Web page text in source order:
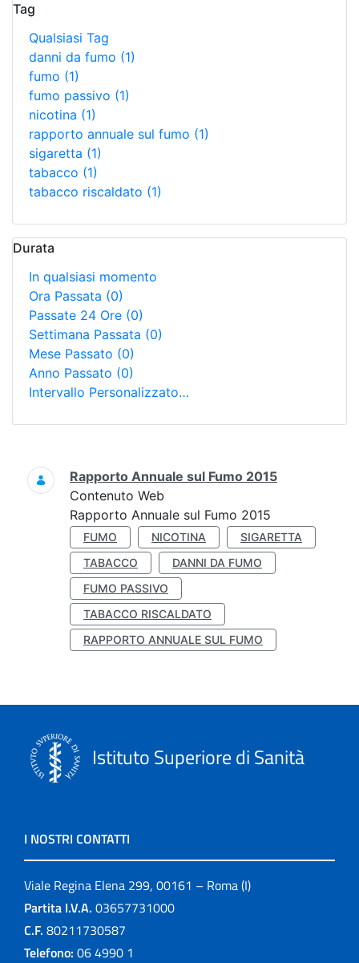
Tag
Qualsiasi Tag
danni da fumo (1)
fumo (1)
fumo passivo (1)
nicotina (1)
rapporto annuale sul fumo (1)
sigaretta (1)
tabacco (1)
tabacco riscaldato (1)
Durata
In qualsiasi momento
Ora Passata (0)
Passate 24 Ore (0)
Settimana Passata (0)
Mese Passato (0)
Anno Passato (0)
Intervallo Personalizzato…
Ricerca
Rapporto Annuale sul Fumo 2015
Contenuto Web
Rapporto Annuale sul Fumo 2015
FUMO NICOTINA
SIGARETTA
TABACCO
DANNI DA FUMO
FUMO PASSIVO
TABACCO RISCALDATO
RAPPORTO ANNUALE SUL FUMO
Istituto Superiore di Sanità
I NOSTRI CONTATTI
Viale Regina Elena 299, 00161 – Roma (I)
Partita I.V.A. 03657731000
C.F. 80211730587
Telefono: 06 4990 1